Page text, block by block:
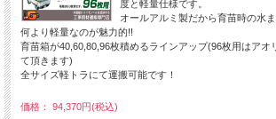
度と軽量仕様です。
オールアルミ製だから育苗時の水
何より軽量なのが魅力的!!
育苗箱が40,60,80,96枚積めるラインアップ(96枚用はアオ
て頂きます)
全サイズ軽トラにて運搬可能です！
価格： 94,370円(税込)